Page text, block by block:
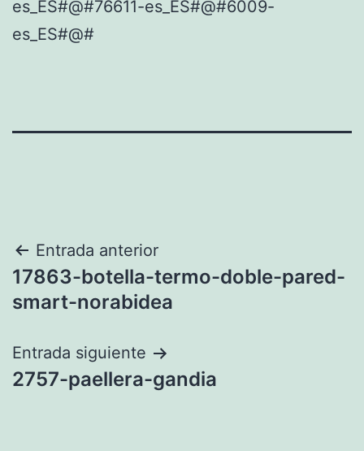
es_ES#@#76611-es_ES#@#6009-
es_ES#@#
Navegación
de
Entrada anterior
17863-botella-termo-doble-pared-
smart-norabidea
Entrada siguiente
2757-paellera-gandia